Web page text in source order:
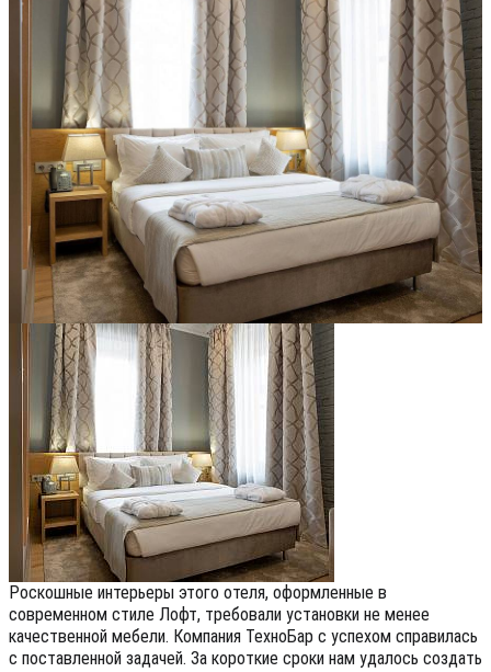
Роскошные интерьеры этого отеля, оформленные в
современном стиле Лофт, требовали установки не менее
качественной мебели. Компания ТехноБар с успехом справилась
с поставленной задачей. За короткие сроки нам удалось создать